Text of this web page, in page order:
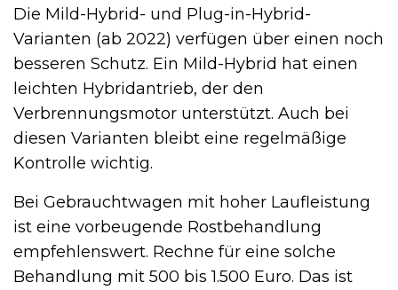
Die Mild-Hybrid- und Plug-in-Hybrid-
Varianten (ab 2022) verfügen über einen noch
besseren Schutz. Ein Mild-Hybrid hat einen
leichten Hybridantrieb, der den
Verbrennungsmotor unterstützt. Auch bei
diesen Varianten bleibt eine regelmäßige
Kontrolle wichtig.
Bei Gebrauchtwagen mit hoher Laufleistung
ist eine vorbeugende Rostbehandlung
empfehlenswert. Rechne für eine solche
Behandlung mit 500 bis 1.500 Euro. Das ist